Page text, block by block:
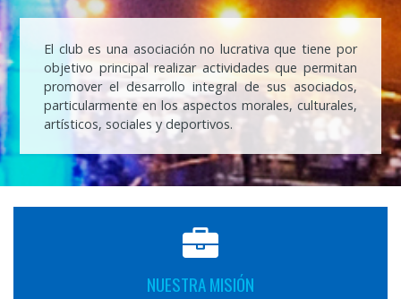
El club es una asociación no lucrativa que tiene por
objetivo principal realizar actividades que permitan
promover el desarrollo integral de sus asociados,
particularmente en los aspectos morales, culturales,
artísticos, sociales y deportivos.
NUESTRA MISIÓN